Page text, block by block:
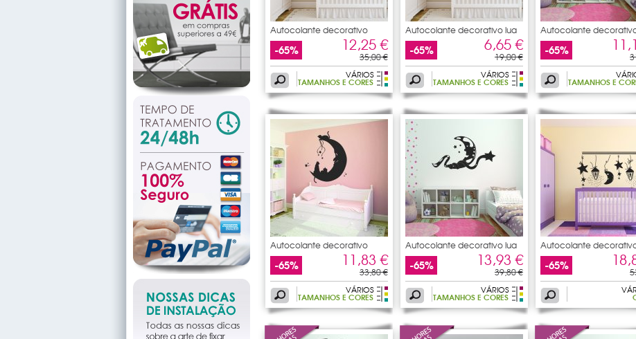
Autocolante decorativo
gato
-65% 12,25 €
35,00 €
VÁRIOS
TAMANHOS E CORES
Autocolante decorativo lua
-65% 6,65 €
19,00 €
VÁRIOS
TAMANHOS E CORES
Autocolante
gatos
-65%
TAMANHOS E
Autocolante decorativo
gatos
-65% 11,83 €
33,80 €
VÁRIOS
TAMANHOS E CORES
Autocolante decorativo lua
-65% 13,93 €
39,80 €
VÁRIOS
TAMANHOS E CORES
Autocolante
-65%